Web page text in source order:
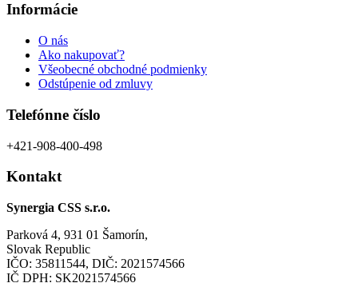
Informácie
O nás
Ako nakupovať?
Všeobecné obchodné podmienky
Odstúpenie od zmluvy
Telefónne číslo
+421-908-400-498
Kontakt
Synergia CSS s.r.o.
Parková 4, 931 01 Šamorín,
Slovak Republic
IČO: 35811544, DIČ: 2021574566
IČ DPH: SK2021574566